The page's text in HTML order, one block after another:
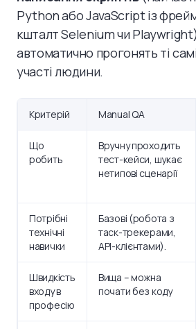
Python або JavaScript із
кшталт Selenium чи
автоматично прогонять ті
участі людини.
Критерій Manual QA
Що
робить
Вручну проходить
тест-кейси, шукає
нетипові сценарії
Потрібні
технічні
навички
Базові (робота з
таск-трекерами,
API-клієнтами).
Швидкість
входу в
професію
Вища – можна
почати без коду